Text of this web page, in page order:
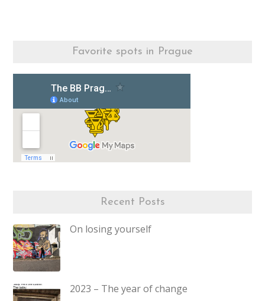
Favorite spots in Prague
Recent Posts
On losing yourself
2023 – The year of change